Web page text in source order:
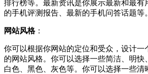
排行榜等。最新资讯是你展示最新和最有
的手机评测报告、最新的手机问答话题等。
网站风格：
你可以根据你网站的定位和受众，设计一
的网站风格。你可以选择一些简洁、明快
白色、黑色、灰色等。你可以选择一些清